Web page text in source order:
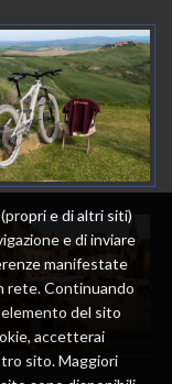
e di altri siti)
e di inviare
manifestate
rete. Continuando
del sito
accetterai
sito. Maggiori